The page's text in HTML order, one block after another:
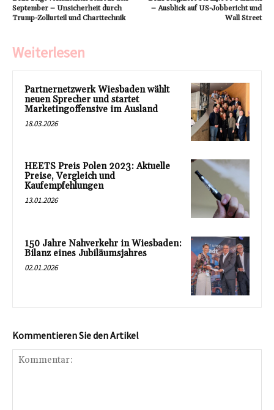
September – Unsicherheit durch
Trump-Zollurteil und Charttechnik
– Ausblick auf US-Jobbericht und
Wall Street
Weiterlesen
Partnernetzwerk Wiesbaden wählt
neuen Sprecher und startet
Marketingoffensive im Ausland
18.03.2026
HEETS Preis Polen 2023: Aktuelle
Preise, Vergleich und
Kaufempfehlungen
13.01.2026
150 Jahre Nahverkehr in Wiesbaden:
Bilanz eines Jubiläumsjahres
02.01.2026
Kommentieren Sie den Artikel